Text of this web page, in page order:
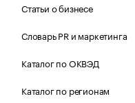
Статьи о бизнесе
Словарь PR и маркетинга
Каталог по ОКВЭД
Каталог по регионам